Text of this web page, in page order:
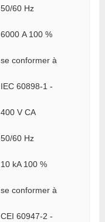
50/60 Hz
6000 A 100 %
se conformer à
IEC 60898-1 -
400 V CA
50/60 Hz
10 kA 100 %
se conformer à
CEI 60947-2 -